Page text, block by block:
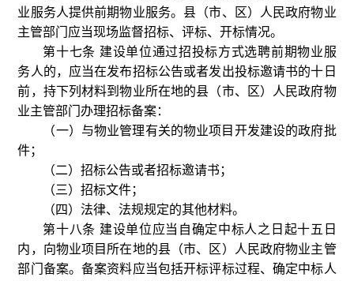
业服务人提供前期物业服务。县（市、区）人民政府物业
主管部门应当现场监督招标、评标、开标情况。
第十七条 建设单位通过招投标方式选聘前期物业服
务人的，应当在发布招标公告或者发出投标邀请书的十日
前，持下列材料到物业所在地的县（市、区）人民政府物
业主管部门办理招标备案：
（一）与物业管理有关的物业项目开发建设的政府批
件；
（二）招标公告或者招标邀请书；
（三）招标文件；
（四）法律、法规规定的其他材料。
第十八条 建设单位应当自确定中标人之日起十五日
内，向物业项目所在地的县（市、区）人民政府物业主管
部门备案。备案资料应当包括开标评标过程、确定中标人